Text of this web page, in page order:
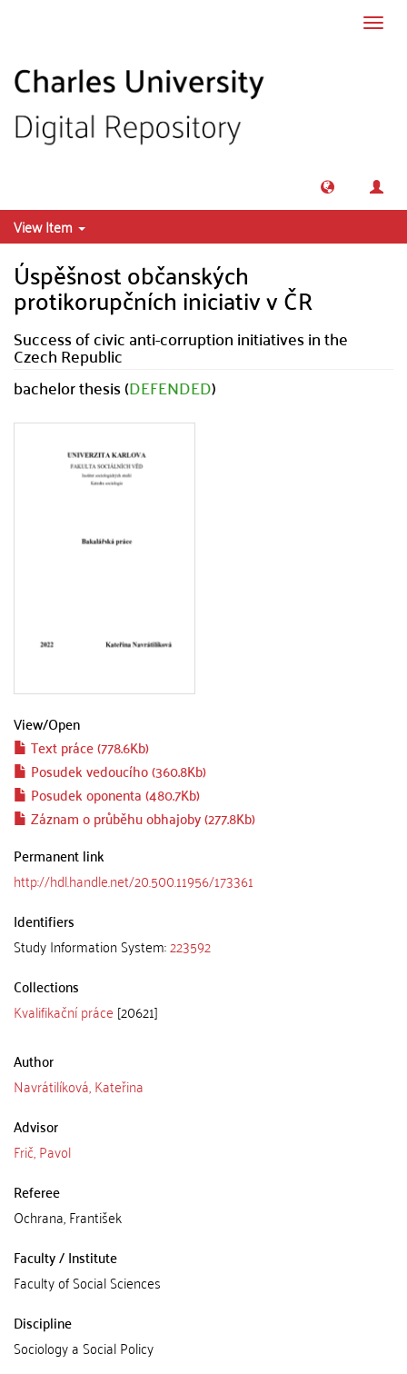
View Item
Úspěšnost občanských
protikorupčních iniciativ v ČR
Success of civic anti-corruption initiatives in the
Czech Republic
bachelor thesis (DEFENDED)
View/Open
Text práce (778.6Kb)
Posudek vedoucího (360.8Kb)
Posudek oponenta (480.7Kb)
Záznam o průběhu obhajoby (277.8Kb)
Permanent link
http://hdl.handle.net/20.500.11956/173361
Identifiers
Study Information System:223592
Collections
Kvalifikační práce [20621]
Author
Navrátilíková, Kateřina
Advisor
Frič, Pavol
Referee
Ochrana, František
Faculty / Institute
Faculty of Social Sciences
Discipline
Sociology a Social Policy